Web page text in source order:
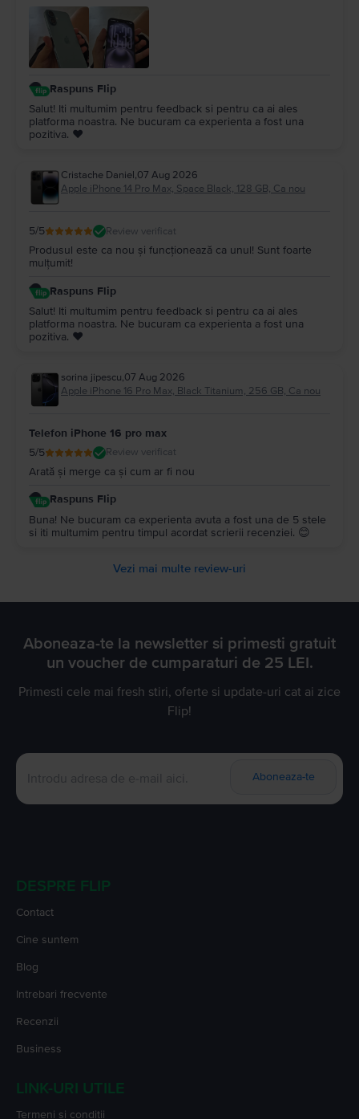
Raspuns Flip
Salut! Iti multumim pentru feedback si pentru ca ai ales
platforma noastra. Ne bucuram ca experienta a fost una
pozitiva. ❤️
Cristache Daniel,07 Aug 2026
Apple iPhone 14 Pro Max, Space Black, 128 GB, Ca nou
5/5 Review verificat
Produsul este ca nou și funcționează ca unul! Sunt foarte
mulțumit!
Raspuns Flip
Salut! Iti multumim pentru feedback si pentru ca ai ales
platforma noastra. Ne bucuram ca experienta a fost una
pozitiva. ❤️
sorina jipescu,07 Aug 2026
Apple iPhone 16 Pro Max, Black Titanium, 256 GB, Ca nou
Telefon iPhone 16 pro max
5/5 Review verificat
Arată și merge ca și cum ar fi nou
Raspuns Flip
Buna! Ne bucuram ca experienta avuta a fost una de 5 stele
si iti multumim pentru timpul acordat scrierii recenziei. 😊
Vezi mai multe review-uri
Aboneaza-te la newsletter si primesti gratuit
un voucher de cumparaturi de 25 LEI.
Primesti cele mai fresh stiri, oferte si update-uri cat ai zice
Flip!
Aboneaza-te
DESPRE FLIP
Contact
Cine suntem
Blog
Intrebari frecvente
Recenzii
Business
LINK-URI UTILE
Termeni si conditii